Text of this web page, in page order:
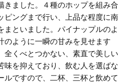
きました。４種のホップを組み合
ピングまで行い、上品な程度に南
まといました。パイナップルのよ
のように一瞬の甘みを見せます
全くべとつかない、素直で美しい
味を抑えており、飲む人を選ばな
ルですので、二杯、三杯と飲めて